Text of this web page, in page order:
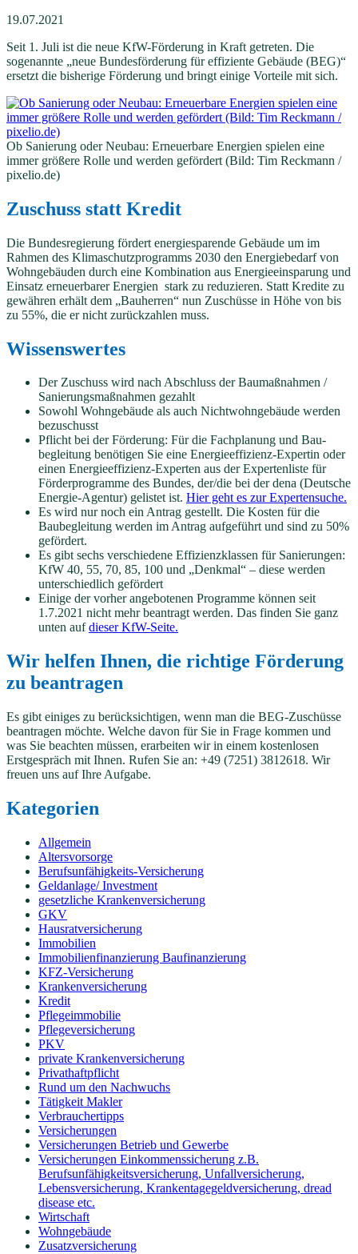
19.07.2021
Seit 1. Juli ist die neue KfW-Förderung in Kraft getreten. Die
sogenannte „neue Bundesförderung für effiziente Gebäude (BEG)“
ersetzt die bisherige Förderung und bringt einige Vorteile mit sich.
Ob Sanierung oder Neubau: Erneuerbare Energien spielen eine
immer größere Rolle und werden gefördert (Bild: Tim Reckmann /
pixelio.de)
Zuschuss statt Kredit
Die Bundesregierung fördert energiesparende Gebäude um im
Rahmen des Klimaschutzprogramms 2030 den Energiebedarf von
Wohngebäuden durch eine Kombination aus Energie­einsparung und
Einsatz erneuerbarer Energien stark zu reduzieren. Statt Kredite zu
gewähren erhält dem „Bauherren“ nun Zuschüsse in Höhe von bis
zu 55%, die er nicht zurückzahlen muss.
Wissenswertes
Der Zuschuss wird nach Abschluss der Baumaßnahmen /
Sanierungsmaßnahmen gezahlt
Sowohl Wohngebäude als auch Nichtwohngebäude werden
bezuschusst
Pflicht bei der Förderung: Für die Fach­planung und Bau­
begleitung benötigen Sie eine Energie­effizienz-Expertin oder
einen Energie­effizienz-Experten aus der Experten­liste für
Förder­programme des Bundes, der/die bei der dena (Deutsche
Energie-Agentur) gelistet ist. Hier geht es zur Expertensuche.
Es wird nur noch ein Antrag gestellt. Die Kosten für die
Baubegleitung werden im Antrag aufgeführt und sind zu 50%
gefördert.
Es gibt sechs verschiedene Effizienzklassen für Sanierungen:
KfW 40, 55, 70, 85, 100 und „Denkmal“ – diese werden
unterschiedlich gefördert
Einige der vorher angebotenen Programme können seit
1.7.2021 nicht mehr beantragt werden. Das finden Sie ganz
unten aufdieser KfW-Seite.
Wir helfen Ihnen, die richtige Förderung
zu beantragen
Es gibt einiges zu berücksichtigen, wenn man die BEG-Zuschüsse
beantragen möchte. Welche davon für Sie in Frage kommen und
was Sie beachten müssen, erarbeiten wir in einem kostenlosen
Erstgespräch mit Ihnen. Rufen Sie an: +49 (7251) 3812618. Wir
freuen uns auf Ihre Aufgabe.
Kategorien
Allgemein
Altersvorsorge
Berufsunfähigkeits-Versicherung
Geldanlage/ Investment
gesetzliche Krankenversicherung
GKV
Hausratversicherung
Immobilien
Immobilienfinanzierung Baufinanzierung
KFZ-Versicherung
Krankenversicherung
Kredit
Pflegeimmobilie
Pflegeversicherung
PKV
private Krankenversicherung
Privathaftpflicht
Rund um den Nachwuchs
Tätigkeit Makler
Verbrauchertipps
Versicherungen
Versicherungen Betrieb und Gewerbe
Versicherungen Einkommenssicherung z.B.
Berufsunfähigkeitsversicherung, Unfallversicherung,
Lebensversicherung, Krankentagegeldversicherung, dread
disease etc.
Wirtschaft
Wohngebäude
Zusatzversicherung